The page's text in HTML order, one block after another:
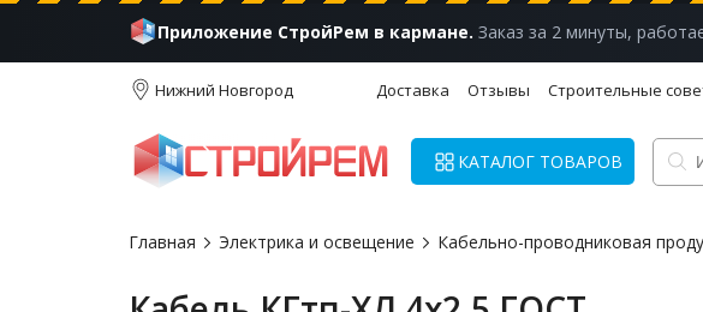
Приложение СтройРем в кармане. Заказ за 2 минуты,
Нижний Новгород Доставка Отзывы Строительные
КАТАЛОГ ТОВАРОВ
Главная Электрика и освещение Кабельно-проводниковая